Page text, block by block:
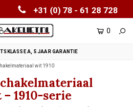
+31 (0) 78 - 61 28 728
0
FONTINI & THPG DEALER SINDS 2005
wit 1910
1910-serie